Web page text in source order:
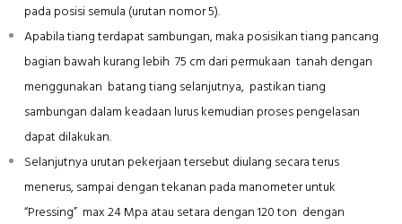
pada posisi semula (urutan nomor 5).
Apabila tiang terdapat sambungan, maka posisikan tiang pancang
bagian bawah kurang lebih 75 cm dari permukaan tanah dengan
menggunakan batang tiang selanjutnya, pastikan tiang
sambungan dalam keadaan lurus kemudian proses pengelasan
dapat dilakukan.
Selanjutnya urutan pekerjaan tersebut diulang secara terus
menerus, sampai dengan tekanan pada manometer untuk
“Pressing” max 24 Mpa atau setara dengan 120 ton dengan